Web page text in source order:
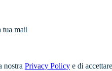
tua mail
nostra Privacy Policy e di